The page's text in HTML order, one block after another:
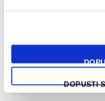
DOPUSTI
debiju i
Pafosa
06/08/